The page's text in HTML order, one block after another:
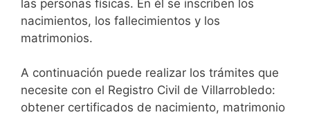
las personas físicas. En él se inscriben los
nacimientos, los fallecimientos y los
matrimonios.
A continuación puede realizar los trámites que
necesite con el Registro Civil de Villarrobledo:
obtener certificados de nacimiento, matrimonio